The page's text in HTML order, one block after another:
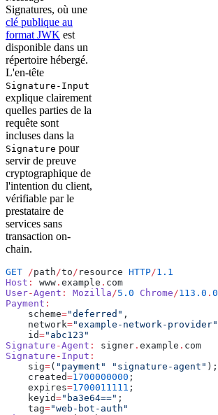
Signatures, où une
clé publique au
format JWK est
disponible dans un
répertoire hébergé.
L'en-tête
Signature-Input
explique clairement
quelles parties de la
requête sont
incluses dans la
Signature pour
servir de preuve
cryptographique de
l'intention du client,
vérifiable par le
prestataire de
services sans
transaction on-
chain.
GET /path /to / resource HTTP/1.1
Host : www . example . com
User-Agent : Mozilla /5.0 Chrome /113.0 . 0
Payment :
    scheme
="deferred" ,
    network
="example-network-provider"
    id
="abc123"
Signature -Agent : signer . example . com
Signature - Input :
    sig
=( "payment" "signature-agent" );
    created
=1700000000 ;
    expires
=1700011111 ;
    keyid
="ba3e64==" ;
    tag
="web-bot-auth"